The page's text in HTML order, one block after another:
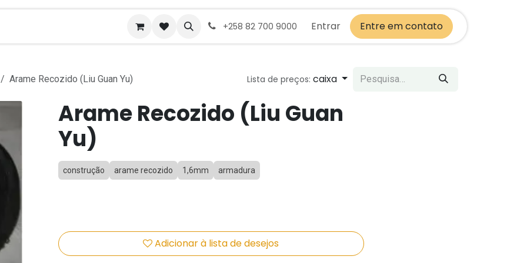
+258 82 700 9000 Entrar Entre em contato
Arame Recozido (Liu Guan Yu) Lista de preços: caixa
Arame Recozido (Liu Guan
Yu)
construção arame recozido 1,6mm armadura
Adicionar à lista de desejos